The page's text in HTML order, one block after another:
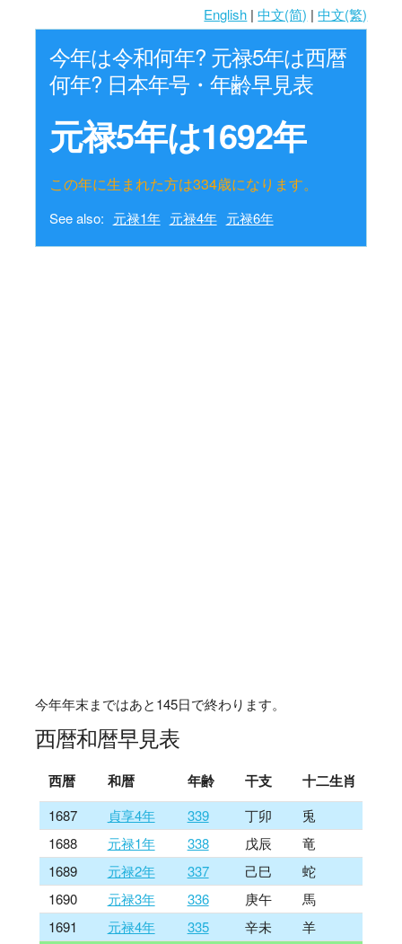
English |中文(简) |中文(繁)
今年は令和何年? 元禄5年は西暦
何年? 日本年号・年齢早見表
元禄5年は1692年
この年に生まれた方は334歳になります。
See also: 元禄1年 元禄4年 元禄6年
今年年末まではあと145日で終わります。
西暦和暦早見表
西暦 和暦 年齢 干支 十二生肖
1687 貞享4年 339 丁卯
兎
1688
元禄1年 338 戊辰
竜
1689
元禄2年 337 己巳
蛇
1690
元禄3年 336 庚午
馬
1691
元禄4年 335 辛未
羊